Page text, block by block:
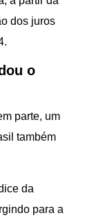
dos juros
o
parte, um
também
da
para a